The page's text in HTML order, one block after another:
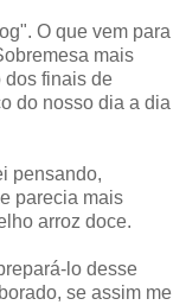
O que vem para
mais
dos finais de
do nosso dia a dia
pensando,
parecia mais
arroz doce.
lo desse
se assim me